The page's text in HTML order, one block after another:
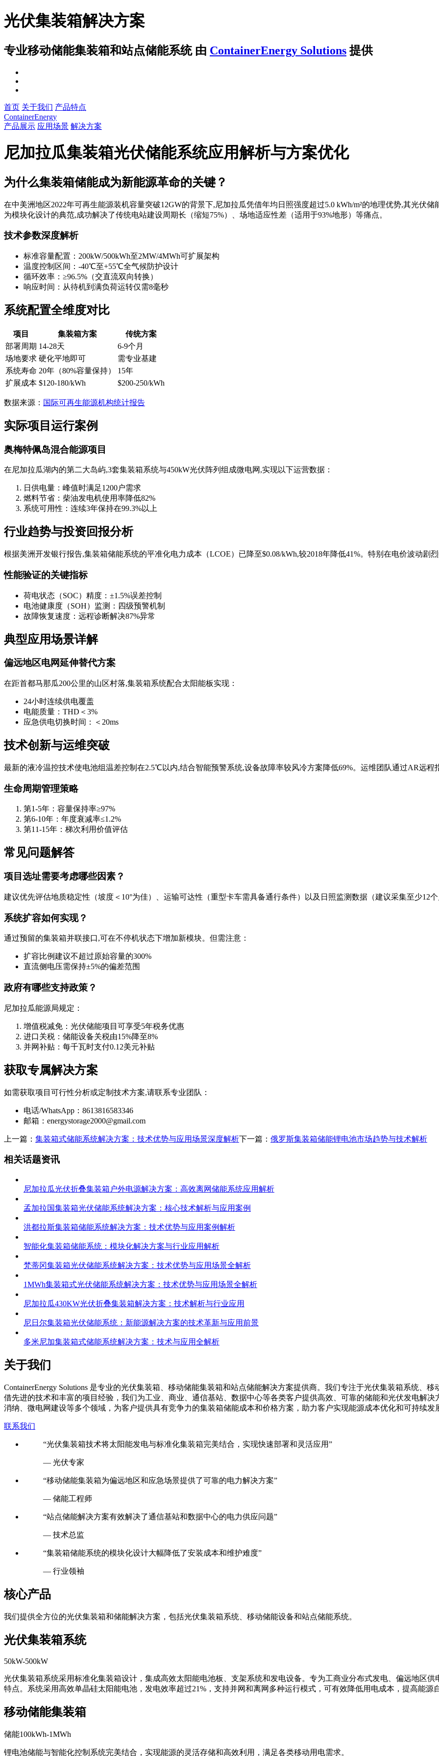
光伏集装箱解决方案
专业移动储能集装箱和站点储能系统 由 ContainerEnergy Solutions 提供
首页 关于我们 产品特点
ContainerEnergy
产品展示 应用场景 解决方案
尼加拉瓜集装箱光伏储能系统应用解析与方案优化
为什么集装箱储能成为新能源革命的关键？
在中美洲地区2022年可再生能源装机容量突破12GW的背景下,尼加拉瓜凭借年均日照强度超过5.0 kWh/m²的地理优势,其光伏
为模块化设计的典范,成功解决了传统电站建设周期长（缩短75%）、场地适应性差（适用于93%地形）等痛点。
技术参数深度解析
标准容量配置：200kW/500kWh至2MW/4MWh可扩展架构
温度控制区间：-40℃至+55℃全气候防护设计
循环效率：≥96.5%（交直流双向转换）
响应时间：从待机到满负荷运转仅需8毫秒
系统配置全维度对比
项目 集装箱方案
传统方案
部署周期 14-28天
6-9个月
场地要求 硬化平地即可
需专业基建
系统寿命 20年（80%容量保持）
15年
扩展成本 $120-180/kWh $200-250/kWh
数据来源： 国际可再生能源机构统计报告
实际项目运行案例
奥梅特佩岛混合能源项目
在尼加拉瓜湖内的第二大岛屿,3套集装箱系统与450kW光伏阵列组成微电网,实现以下运营数据：
日供电量：峰值时满足1200户需求
燃料节省：柴油发电机使用率降低82%
系统可用性：连续3年保持在99.3%以上
行业趋势与投资回报分析
根据美洲开发银行报告,集装箱储能系统的平准化电力成本（LCOE）已降至$0.08/kWh,较2018年降低41%。特别在电价波动剧
性能验证的关键指标
荷电状态（SOC）精度：±1.5%误差控制
电池健康度（SOH）监测：四级预警机制
故障恢复速度：远程诊断解决87%异常
典型应用场景详解
偏远地区电网延伸替代方案
在距首都马那瓜200公里的山区村落,集装箱系统配合太阳能板实现：
24小时连续供电覆盖
电能质量：THD＜3%
应急供电切换时间：＜20ms
技术创新与运维突破
最新的液冷温控技术使电池组温差控制在2.5℃以内,结合智能预警系统,设备故障率较风冷方案降低69%。运维团队通过AR远程
生命周期管理策略
第1-5年：容量保持率≥97%
第6-10年：年度衰减率≤1.2%
第11-15年：梯次利用价值评估
常见问题解答
项目选址需要考虑哪些因素？
建议优先评估地质稳定性（坡度＜10°为佳）、运输可达性（重型卡车需具备通行条件）以及日照监测数据（建议采集至少12个
系统扩容如何实现？
通过预留的集装箱并联接口,可在不停机状态下增加新模块。但需注意：
扩容比例建议不超过原始容量的300%
直流侧电压需保持±5%的偏差范围
政府有哪些支持政策？
尼加拉瓜能源局规定：
增值税减免：光伏储能项目可享受5年税务优惠
进口关税：储能设备关税由15%降至8%
并网补贴：每千瓦时支付0.12美元补贴
获取专属解决方案
如需获取项目可行性分析或定制技术方案,请联系专业团队：
电话/WhatsApp：8613816583346
邮箱： energystorage2000@gmail.com
上一篇： 集装箱式储能系统解决方案：技术优势与应用场景深度解析下一篇： 俄罗斯集装箱储能锂电池市场趋势与技术解析
相关话题资讯
尼加拉瓜光伏折叠集装箱户外电源解决方案：高效离网储能系统应用解析
孟加拉国集装箱光伏储能系统解决方案：核心技术解析与应用案例
洪都拉斯集装箱储能系统解决方案：技术优势与应用案例解析
智能化集装箱储能系统：模块化解决方案与行业应用解析
梵蒂冈集装箱光伏储能系统解决方案：技术优势与应用场景全解析
1MWh集装箱式光伏储能系统解决方案：技术优势与应用场景全解析
尼加拉瓜430KW光伏折叠集装箱解决方案：技术解析与行业应用
尼日尔集装箱光伏储能系统：新能源解决方案的技术革新与应用前景
多米尼加集装箱式储能系统解决方案：技术与应用全解析
关于我们
ContainerEnergy Solutions 是专业的光伏集装箱、移动储能集装箱和站点储能解决方案提供商。我们专注于光伏集装箱系统、
借先进的技术和丰富的项目经验，我们为工业、商业、通信基站、数据中心等各类客户提供高效、可靠的储能和光伏发电解
消纳、微电网建设等多个领域，为客户提供具有竞争力的集装箱储能成本和价格方案，助力客户实现能源成本优化和可持续发
联系我们
“光伏集装箱技术将太阳能发电与标准化集装箱完美结合，实现快速部署和灵活应用”
— 光伏专家
“移动储能集装箱为偏远地区和应急场景提供了可靠的电力解决方案”
— 储能工程师
“站点储能解决方案有效解决了通信基站和数据中心的电力供应问题”
— 技术总监
“集装箱储能系统的模块化设计大幅降低了安装成本和维护难度”
— 行业领袖
核心产品
我们提供全方位的光伏集装箱和储能解决方案，包括光伏集装箱系统、移动储能设备和站点储能系统。
光伏集装箱系统
50kW-500kW
光伏集装箱系统采用标准化集装箱设计，集成高效太阳能电池板、支架系统和发电设备。专为工商业分布式发电、偏远地区
特点。系统采用高效单晶硅太阳能电池，发电效率超过21%，支持并网和离网多种运行模式，可有效降低用电成本，提高能源
移动储能集装箱
储能100kWh-1MWh
锂电池储能与智能化控制系统完美结合，实现能源的灵活存储和高效利用，满足各类移动用电需求。